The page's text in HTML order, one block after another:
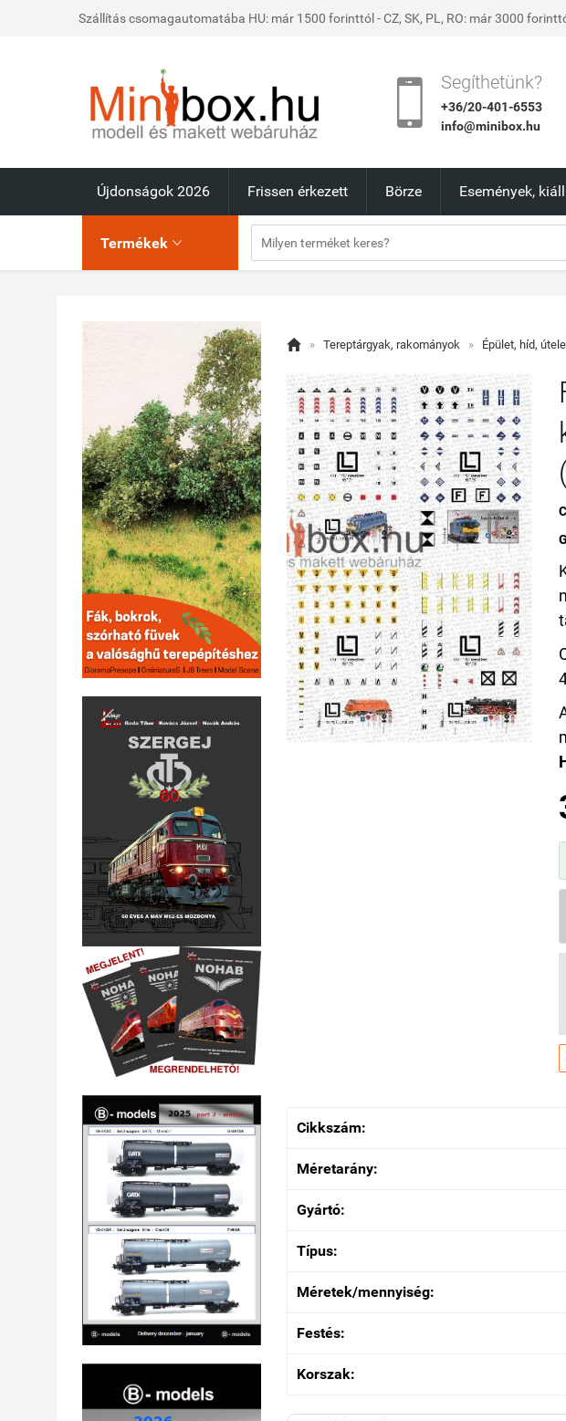
Szállítás csomagautomatába HU: már 1500 forinttól - CZ, SK, PL, RO: már 3000
 Segíthetünk?
+36/20-401-6553
info@minibox.hu
Újdonságok 2026 Frissen érkezett Börze Események,
Termékek 
 » Tereptárgyak, rakományok » Épület, híd,
Cikkszám:
Méretarány:
Gyártó:
Típus:
Méretek/mennyiség:
Festés:
Korszak: